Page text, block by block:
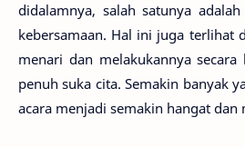
didalamnya, salah satunya
kebersamaan. Hal ini juga terlihat
menari dan melakukannya secara
penuh suka cita. Semakin banyak
acara menjadi semakin hangat dan